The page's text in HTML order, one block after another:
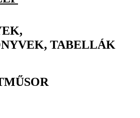
TABELLÁK